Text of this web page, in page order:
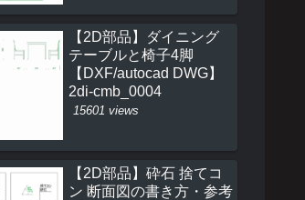
【2D部品】ダイニング
テーブルと椅子4脚
【DXF/autocad DWG】
2di-cmb_0004
15601 views
【2D部品】砕石 捨てコ
ン 断面図の書き方・参考